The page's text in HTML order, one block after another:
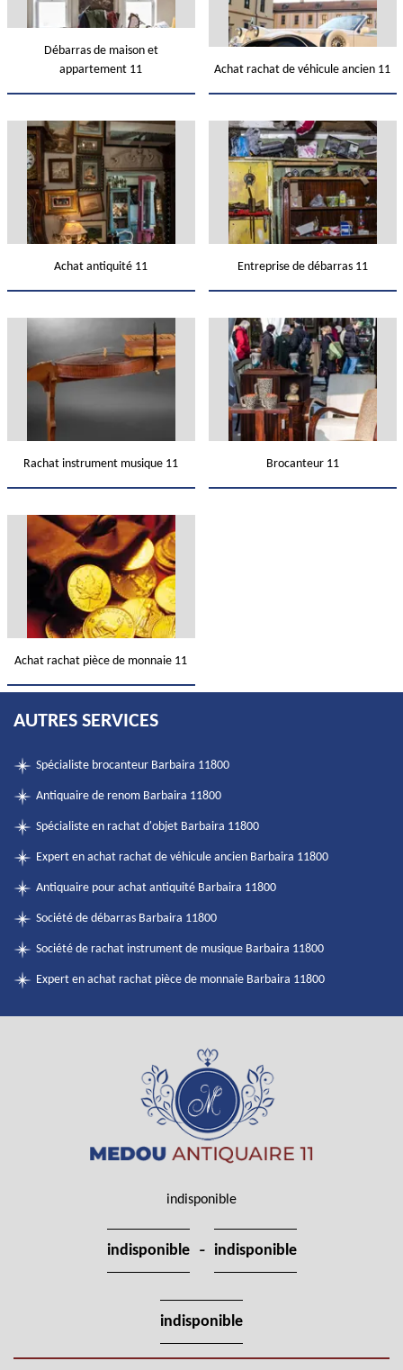
Débarras de maison et
appartement 11
Achat rachat de véhicule ancien 11
Achat antiquité 11 Entreprise de débarras 11
Rachat instrument musique 11 Brocanteur 11
Achat rachat pièce de monnaie 11
AUTRES SERVICES
Spécialiste brocanteur Barbaira 11800
Antiquaire de renom Barbaira 11800
Spécialiste en rachat d'objet Barbaira 11800
Expert en achat rachat de véhicule ancien Barbaira 11800
Antiquaire pour achat antiquité Barbaira 11800
Société de débarras Barbaira 11800
Société de rachat instrument de musique Barbaira 11800
Expert en achat rachat pièce de monnaie Barbaira 11800
indisponible
indisponible - indisponible
indisponible